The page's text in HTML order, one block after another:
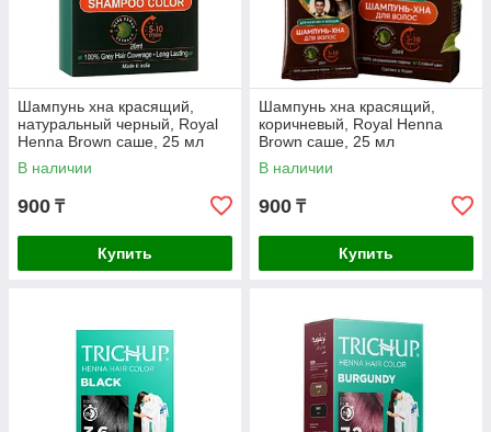
Шампунь хна красящий,
натуральный черный, Royal
Henna Brown саше, 25 мл
В наличии
900 ₸
Купить
Шампунь хна красящий,
коричневый, Royal Henna
Brown саше, 25 мл
В наличии
900 ₸
Купить